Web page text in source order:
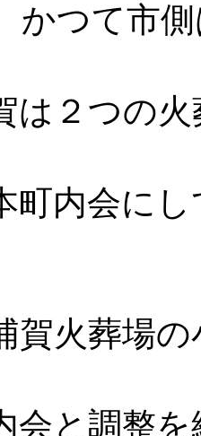
つて市側
２つの火
会にし
火葬場の
と調整を